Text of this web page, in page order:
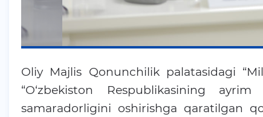
Oliy Majlis Qonunchilik palatasidagi
“O‘zbekiston Respublikasining
samaradorligini oshirishga qaratilgan